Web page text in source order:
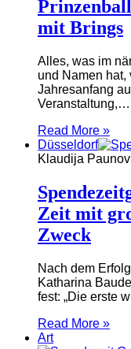
mit Brings
Alles, was im
und Namen
Jahresanfang
Veranstaltung,…
Read More »
Düsseldorf
Klaudija
Zeit mit
Zweck
Nach dem
Katharina
fest: „Die erste
Read More »
Art